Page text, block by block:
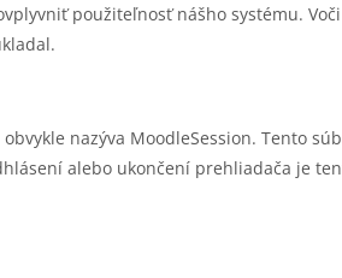
použiteľnosť nášho systému.
nazýva MoodleSession. Tento
alebo ukončení prehliadača je